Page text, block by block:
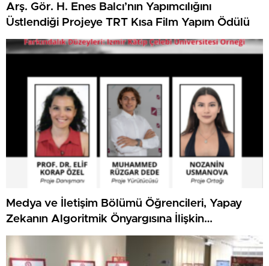
Arş. Gör. H. Enes Balcı’nın Yapımcılığını
Üstlendiği Projeye TRT Kısa Film Yapım Ödülü
Medya ve İletişim Bölümü Öğrencileri, Yapay
Zekanın Algoritmik Önyargısına İlişkin
Farkındalık Düzeylerini Araştıracak